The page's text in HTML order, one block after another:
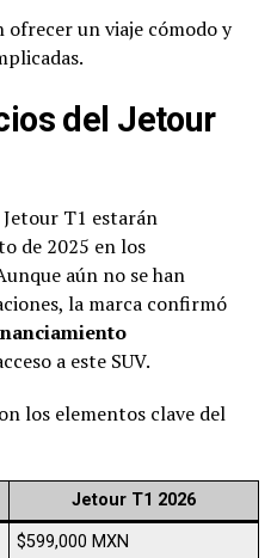
ofrecer un viaje cómodo y
del Jetour
T1 estarán
de 2025 en los
aún no se han
la marca confirmó
a este SUV.
los elementos clave del
Jetour T1 2026
$599,000 MXN